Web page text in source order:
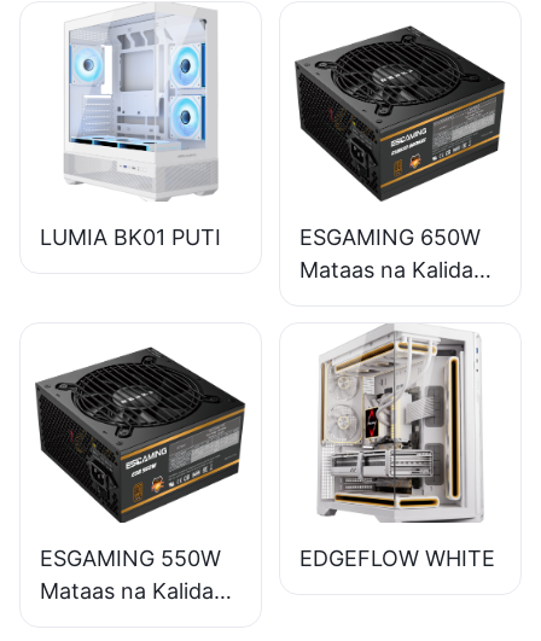
LUMIA BK01 PUTI
ESGAMING 650W
Mataas na Kalidad
85% na Kahusayan
Buong Module 80+
Bronze na Suplay
ng Kuryente para
sa Desktop PC
ESB650W
ESGAMING 550W
Mataas na Kalidad
85% na Kahusayan
EDGEFLOW WHITE